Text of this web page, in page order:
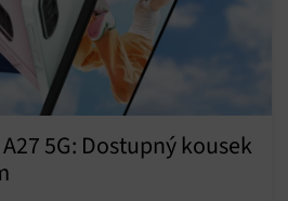
5G: Dostupný kousek